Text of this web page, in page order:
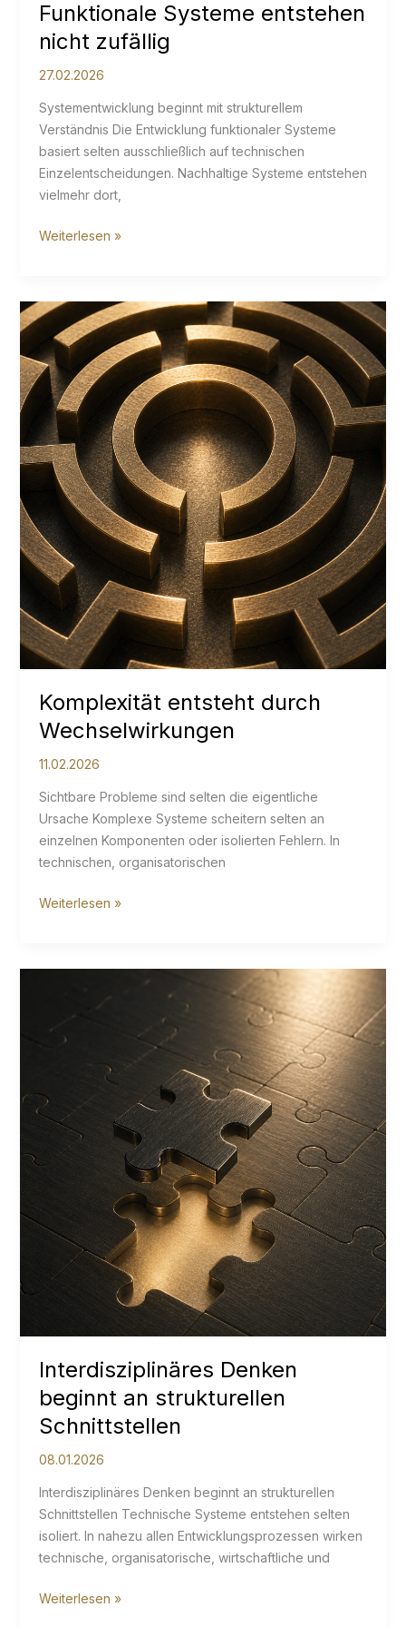
Funktionale Systeme entstehen
nicht zufällig
27.02.2026
Systementwicklung beginnt mit strukturellem
Verständnis Die Entwicklung funktionaler Systeme
basiert selten ausschließlich auf technischen
Einzelentscheidungen. Nachhaltige Systeme entstehen
vielmehr dort,
Funktionale
nicht
zufällig
Weiterlesen »
Komplexität entsteht durch
Wechselwirkungen
11.02.2026
Sichtbare Probleme sind selten die eigentliche
Ursache Komplexe Systeme scheitern selten an
einzelnen Komponenten oder isolierten Fehlern. In
technischen, organisatorischen
Komplexität
Wechselwirkungen
Weiterlesen »
Interdisziplinäres Denken
beginnt an strukturellen
Schnittstellen
08.01.2026
Interdisziplinäres Denken beginnt an strukturellen
Schnittstellen Technische Systeme entstehen selten
isoliert. In nahezu allen Entwicklungsprozessen wirken
technische, organisatorische, wirtschaftliche und
Interdisziplinäres
Weiterlesen »